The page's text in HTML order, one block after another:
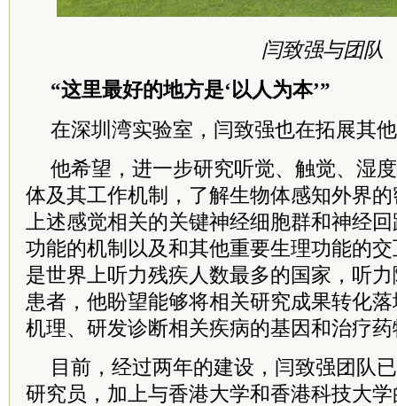
闫致强与团队
“这里最好的地方是‘以人为本’”
在深圳湾实验室，闫致强也在拓展其
他希望，进一步研究听觉、触觉、湿
体及其工作机制，了解生物体感知外界
上述感觉相关的关键神经细胞群和神经
功能的机制以及和其他重要生理功能的
是世界上听力残疾人数最多的国家，听
患者，他盼望能够将相关研究成果转化
机理、研发诊断相关疾病的基因和治疗
目前，经过两年的建设，闫致强团队
研究员，加上与香港大学和香港科技大